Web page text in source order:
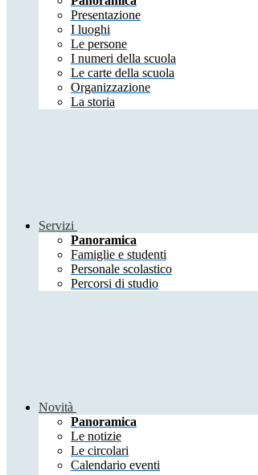
Presentazione
I luoghi
Le persone
I numeri della scuola
Le carte della scuola
Organizzazione
La storia
Servizi
Panoramica
Famiglie e studenti
Personale scolastico
Percorsi di studio
Novità
Panoramica
Le notizie
Le circolari
Calendario eventi